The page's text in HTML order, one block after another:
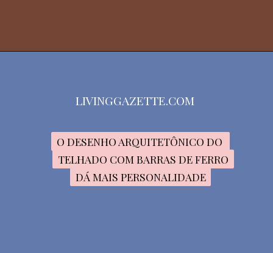
O DESENHO ARQUITETÔNICO DO
TELHADO COM BARRAS DE FERRO
DÁ MAIS PERSONALIDADE
O DESENHO ARQUITETÔNICO DO
TELHADO COM BARRAS DE FERRO
DÁ MAIS PERSONALIDADE
LIVINGGAZETTE.COM